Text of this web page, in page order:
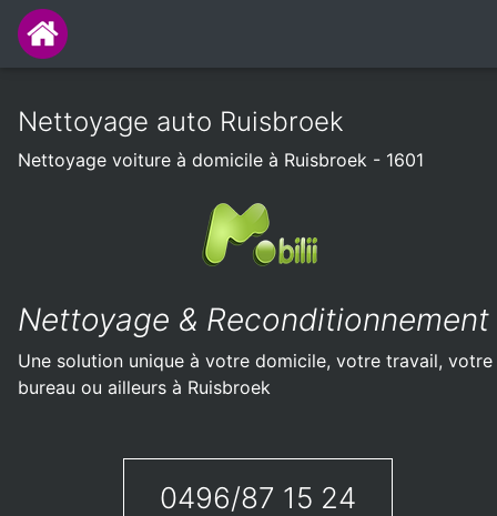
Nettoyage auto Ruisbroek
Nettoyage voiture à domicile à Ruisbroek - 1601
Nettoyage & Reconditionnement
Une solution unique à votre domicile, votre travail, votre
bureau ou ailleurs à Ruisbroek
0496/87 15 24